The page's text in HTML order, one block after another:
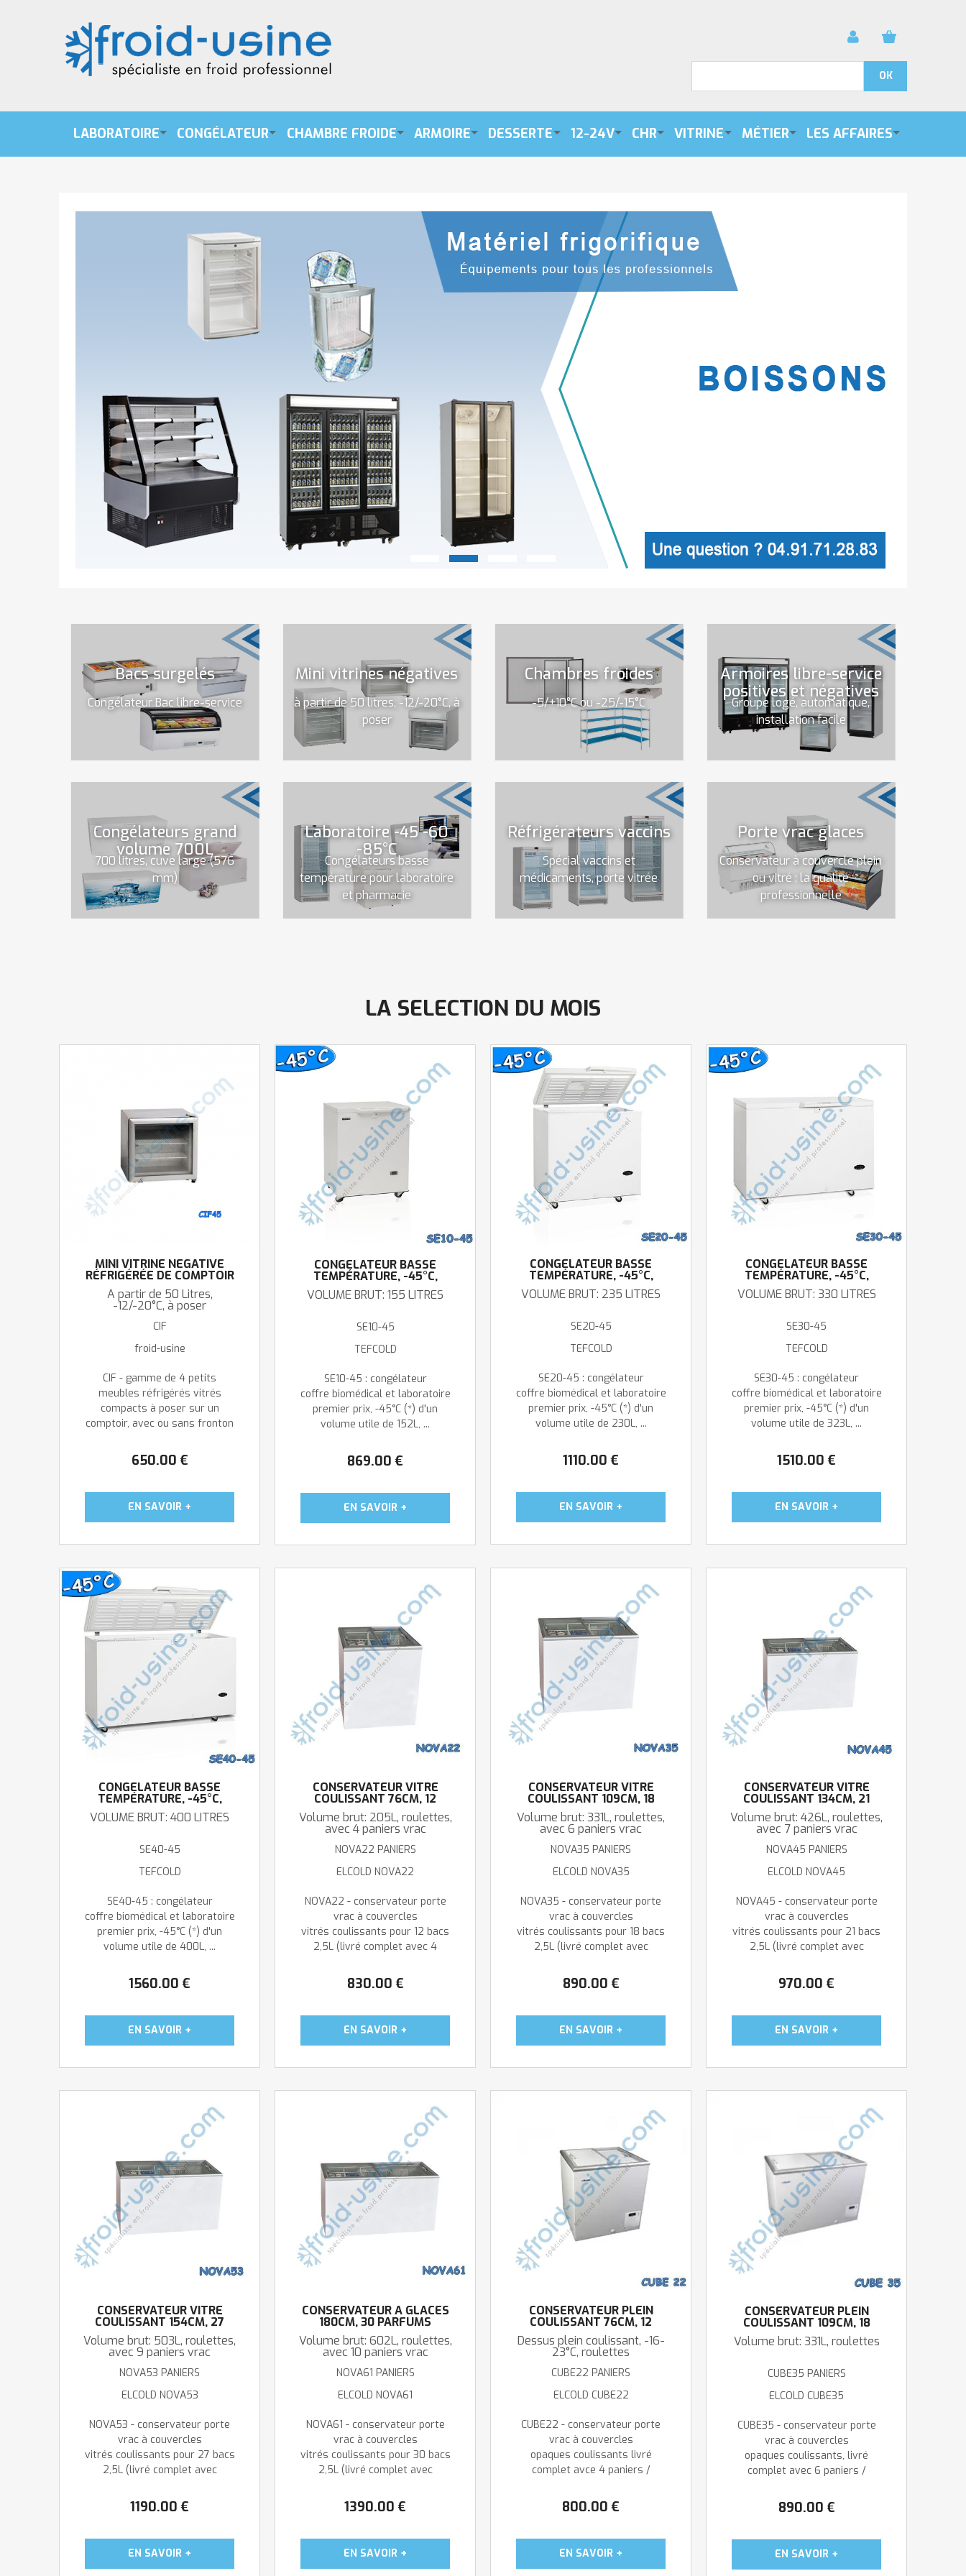
LABORATOIRE CONGÉLATEUR CHAMBRE FROIDE ARMOIRE DESSERTE 12-24V CHR VITRINE MÉTIER LES AFFAIRES
Bacs surgelés
Congélateur Bac libre-service
Mini vitrines négatives
à partir de 50 litres, -12/-20°C, à
poser
Chambres froides
-5/+10°C ou -25/-15°C
Armoires libre-service
positives et négatives
Groupe logé, automatique,
installation facile
Congélateurs grand
volume 700L
700 litres, cuve large (576
mm)
Laboratoire -45 -60
-85°C
Congélateurs basse
température pour laboratoire
et pharmacie
Réfrigérateurs vaccins
Spécial vaccins et
médicaments, porte vitrée
Porte vrac glaces
Conservateur à couvercle plein
ou vitré : la qualité
professionnelle
LA SELECTION DU MOIS
MINI VITRINE NÉGATIVE
RÉFRIGÉRÉE DE COMPTOIR
A partir de 50 Litres,
-12/-20°C, à poser
CIF
froid-usine
650.00 €
CIF - gamme de 4 petits
meubles réfrigérés vitrés
compacts à poser sur un
comptoir, avec ou sans fronton
CONGÉLATEUR BASSE
TEMPÉRATURE, -45°C,
73CM
VOLUME BRUT: 155 LITRES
SE10-45
TEFCOLD
869.00 €
SE10-45 : congélateur
coffre biomédical et laboratoire
premier prix, -45°C (*) d'un
volume utile de 152L, ...
CONGÉLATEUR BASSE
TEMPÉRATURE, -45°C,
98CM
VOLUME BRUT: 235 LITRES
SE20-45
TEFCOLD
1110.00 €
SE20-45 : congélateur
coffre biomédical et laboratoire
premier prix, -45°C (*) d'un
volume utile de 230L, ...
CONGÉLATEUR BASSE
TEMPÉRATURE, -45°C,
128CM
VOLUME BRUT: 330 LITRES
SE30-45
TEFCOLD
1510.00 €
SE30-45 : congélateur
coffre biomédical et laboratoire
premier prix, -45°C (*) d'un
volume utile de 323L, ...
CONGÉLATEUR BASSE
TEMPÉRATURE, -45°C,
150CM
VOLUME BRUT: 400 LITRES
SE40-45
TEFCOLD
1560.00 €
SE40-45 : congélateur
coffre biomédical et laboratoire
premier prix, -45°C (*) d'un
volume utile de 400L, ...
CONSERVATEUR VITRÉ
COULISSANT 76CM, 12
PARFUMS
Volume brut: 205L, roulettes,
avec 4 paniers vrac
NOVA22 PANIERS
ELCOLD NOVA22
830.00 €
NOVA22 - conservateur porte
vrac à couvercles
vitrés coulissants pour 12 bacs
2,5L (livré complet avec 4
CONSERVATEUR VITRÉ
COULISSANT 109CM, 18
PARFUMS
Volume brut: 331L, roulettes,
avec 6 paniers vrac
NOVA35 PANIERS
ELCOLD NOVA35
890.00 €
NOVA35 - conservateur porte
vrac à couvercles
vitrés coulissants pour 18 bacs
2,5L (livré complet avec
CONSERVATEUR VITRÉ
COULISSANT 134CM, 21
PARFUMS
Volume brut: 426L, roulettes,
avec 7 paniers vrac
NOVA45 PANIERS
ELCOLD NOVA45
970.00 €
NOVA45 - conservateur porte
vrac à couvercles
vitrés coulissants pour 21 bacs
2,5L (livré complet avec
CONSERVATEUR VITRÉ
COULISSANT 154CM, 27
PARFUMS
Volume brut: 503L, roulettes,
avec 9 paniers vrac
NOVA53 PANIERS
ELCOLD NOVA53
1190.00 €
NOVA53 - conservateur porte
vrac à couvercles
vitrés coulissants pour 27 bacs
2,5L (livré complet avec
CONSERVATEUR À GLACES
180CM, 30 PARFUMS
Volume brut: 602L, roulettes,
avec 10 paniers vrac
NOVA61 PANIERS
ELCOLD NOVA61
1390.00 €
NOVA61 - conservateur porte
vrac à couvercles
vitrés coulissants pour 30 bacs
2,5L (livré complet avec
CONSERVATEUR PLEIN
COULISSANT 76CM, 12
PARFUMS 2,5L
Dessus plein coulissant, -16-
23°C, roulettes
CUBE22 PANIERS
ELCOLD CUBE22
800.00 €
CUBE22 - conservateur porte
vrac à couvercles
opaques coulissants livré
complet avce 4 paniers /
CONSERVATEUR PLEIN
COULISSANT 109CM, 18
PARFUMS 2,5L
Volume brut: 331L, roulettes
CUBE35 PANIERS
ELCOLD CUBE35
890.00 €
CUBE35 - conservateur porte
vrac à couvercles
opaques coulissants, livré
complet avec 6 paniers /